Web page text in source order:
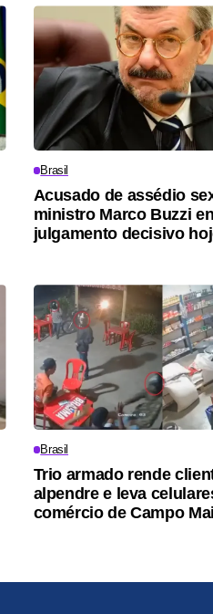
Brasil
Acusado de assédio
ministro Marco Buzzi
julgamento decisivo
Brasil
Trio armado rende
alpendre e leva
comércio de Campo